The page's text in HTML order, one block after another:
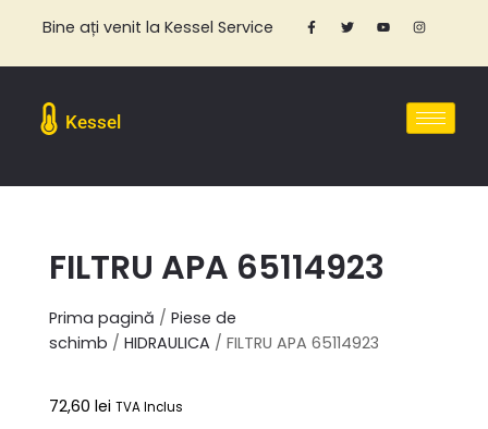
Bine ați venit la Kessel Service
Kessel
FILTRU APA 65114923
Prima pagină / Piese de
schimb / HIDRAULICA / FILTRU APA 65114923
72,60 lei TVA Inclus